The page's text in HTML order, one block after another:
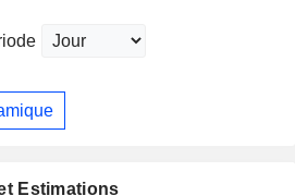
Estimations